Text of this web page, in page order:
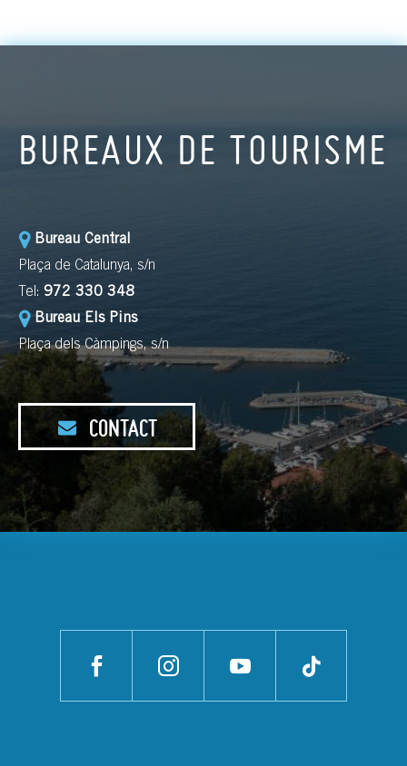
BUREAUX DE TOURISME
Bureau Central
Plaça de Catalunya, s/n
Tel: 972 330 348
Bureau Els Pins
Plaça dels Càmpings, s/n
CONTACT